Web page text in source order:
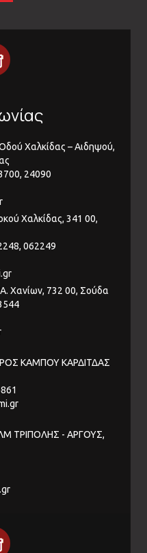
Χαλκίδας – Αιδηψού,
24090
Χαλκίδας, 341 00,
062249
Χανίων, 732 00, Σούδα
ΚΑΜΠΟΥ ΚΑΡΔΙΤΔΑΣ
ΤΡΙΠΟΛΗΣ - ΑΡΓΟΥΣ,